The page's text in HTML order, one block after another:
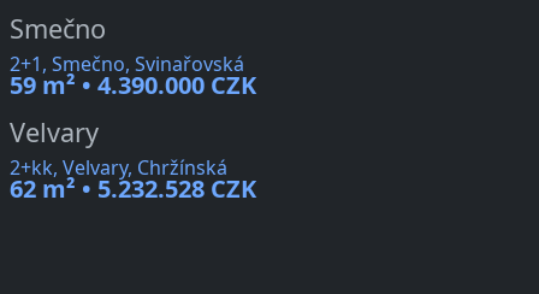
Smečno
2+1, Smečno, Svinařovská
59 m² • 4.390.000 CZK
Velvary
2+kk, Velvary, Chržínská
62 m² • 5.232.528 CZK